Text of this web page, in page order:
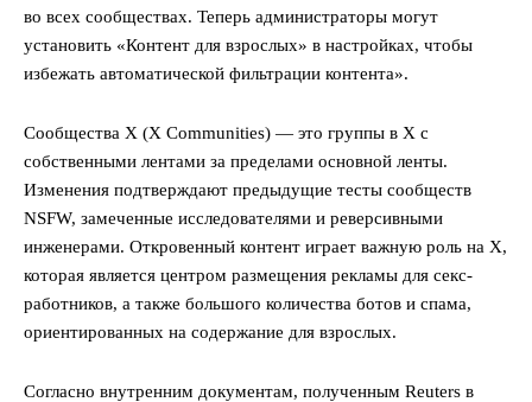
во всех сообществах. Теперь администраторы могут
установить «Контент для взрослых» в настройках, чтобы
избежать автоматической фильтрации контента».
Сообщества X (X Communities) — это группы в X с
собственными лентами за пределами основной ленты.
Изменения подтверждают предыдущие тесты сообществ
NSFW, замеченные исследователями и реверсивными
инженерами. Откровенный контент играет важную роль на X,
которая является центром размещения рекламы для секс-
работников, а также большого количества ботов и спама,
ориентированных на содержание для взрослых.
Согласно внутренним документам, полученным Reuters в